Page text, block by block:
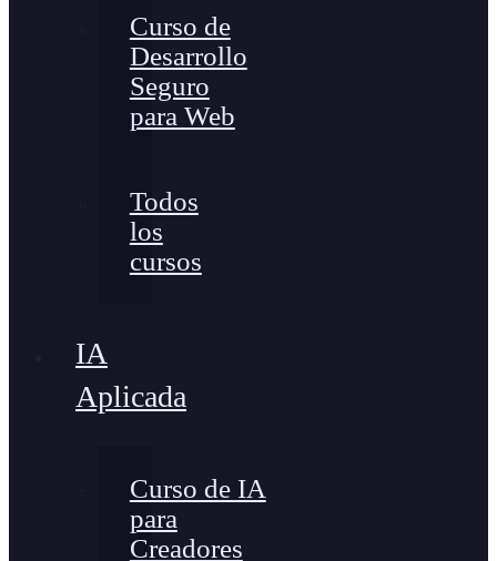
Curso de
Desarrollo
Seguro
para Web
Todos
los
cursos
IA
Aplicada
Curso de IA
para
Creadores